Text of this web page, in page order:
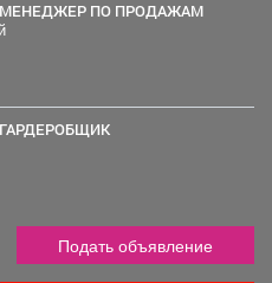
МЕНЕДЖЕР ПО ПРОДАЖАМ
ГАРДЕРОБЩИК
Подать объявление